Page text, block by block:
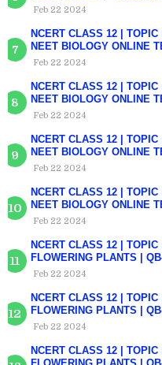
Feb 22 2024
NCERT CLASS 12 | TOPIC
NEET BIOLOGY ONLINE
Feb 22 2024
NCERT CLASS 12 | TOPIC
NEET BIOLOGY ONLINE
Feb 22 2024
NCERT CLASS 12 | TOPIC
NEET BIOLOGY ONLINE
Feb 22 2024
NCERT CLASS 12 | TOPIC
NEET BIOLOGY ONLINE
Feb 22 2024
NCERT CLASS 12 |
FLOWERING PLANTS |
Feb 22 2024
NCERT CLASS 12 |
FLOWERING PLANTS |
Feb 22 2024
NCERT CLASS 12 |